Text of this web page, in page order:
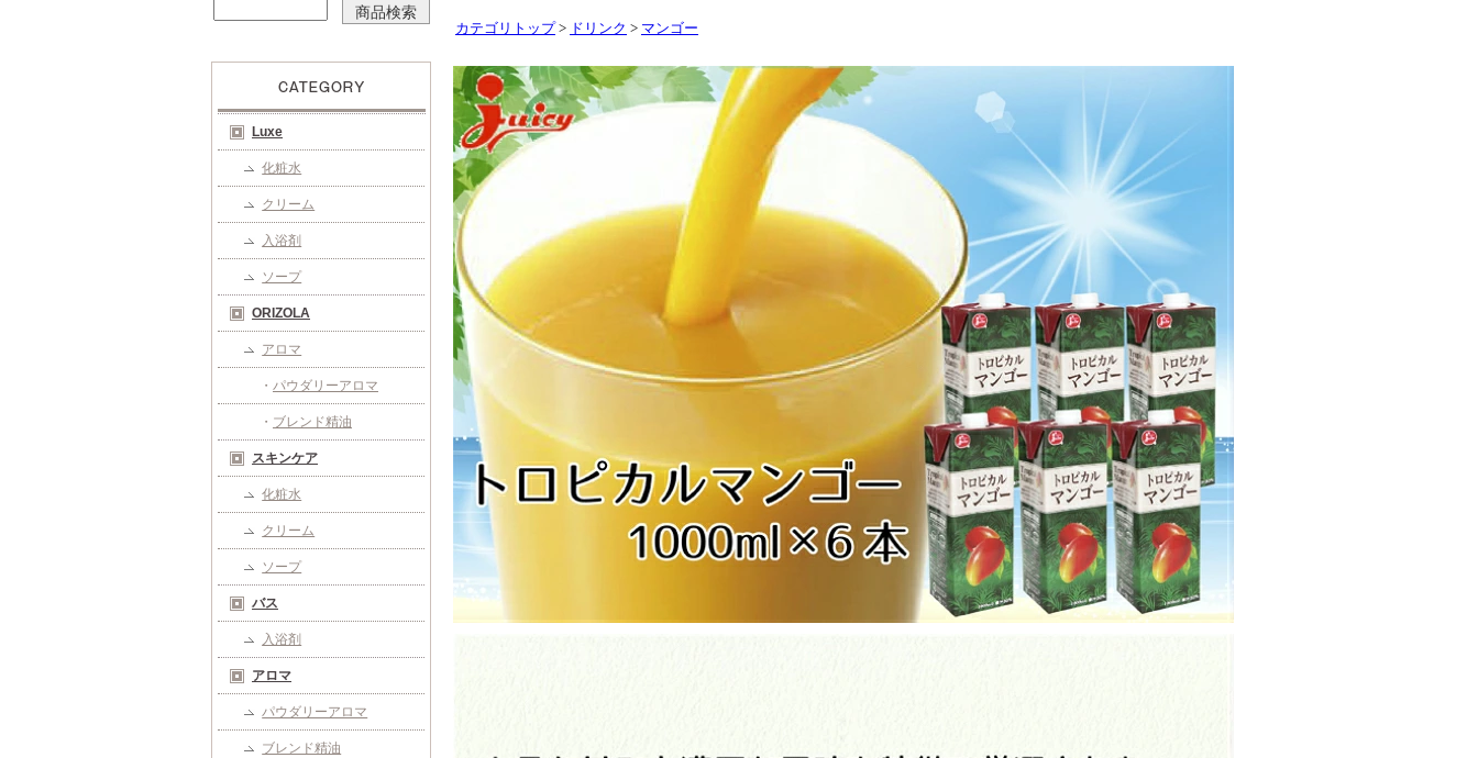
Luxe
化粧水
クリーム
入浴剤
ソープ
ORIZOLA
アロマ
・ パウダリーアロマ
・ ブレンド精油
スキンケア
化粧水
クリーム
ソープ
バス
入浴剤
アロマ
パウダリーアロマ
ブレンド精油
カテゴリトップ > ドリンク > マンゴー